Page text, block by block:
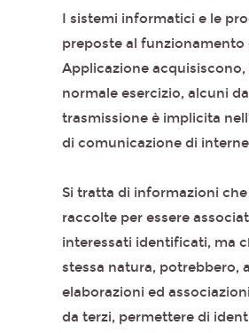
I sistemi informatici e le
preposte al funzionamento
Applicazione
normale esercizio, alcuni
trasmissione è implicita
di comunicazione di
Si tratta di informazioni
raccolte per essere
interessati identificati, ma
stessa natura, potrebbero,
elaborazioni ed
da terzi, permettere di